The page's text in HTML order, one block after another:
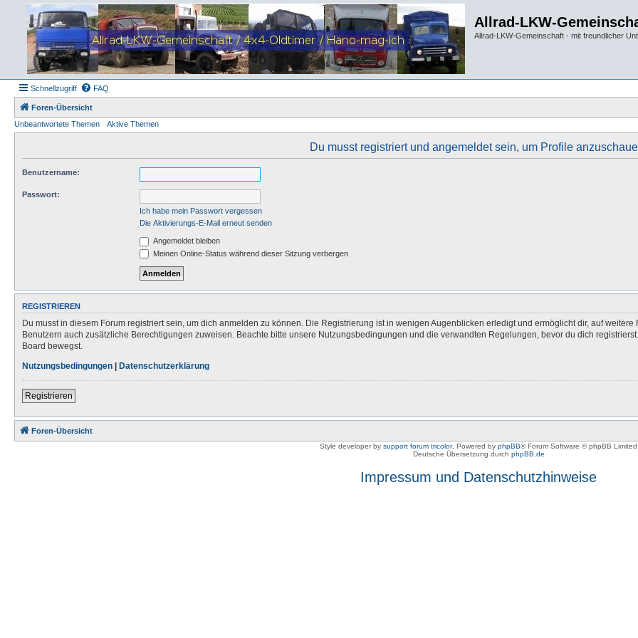
Allrad-LKW-
Allrad-LKW-Gemeinschaft - mit freundlicher
Schnellzugriff FAQ
Foren-Übersicht
Unbeantwortete Themen
Aktive Themen
Du musst registriert und angemeldet sein, um Profile
Benutzername:
Passwort:
Ich habe mein Passwort vergessen
Die Aktivierungs-E-Mail erneut senden
Angemeldet bleiben
Meinen Online-Status während dieser Sitzung verbergen
REGISTRIEREN
Du musst in diesem Forum registriert sein, um dich anmelden zu können. Die Registrierung ist in wenigen Augenblicken erledigt und ermöglicht dir, auf
Benutzern auch zusätzliche Berechtigungen zuweisen. Beachte bitte unsere Nutzungsbedingungen und die verwandten Regelungen, bevor du dich
Board bewegst.
Nutzungsbedingungen | Datenschutzerklärung
Registrieren
Foren-Übersicht
Style developer by support forum tricolor, Powered by phpBB® Forum Software © phpBB Limited
Deutsche Übersetzung durch phpBB.de
Impressum und Datenschutzhinweise